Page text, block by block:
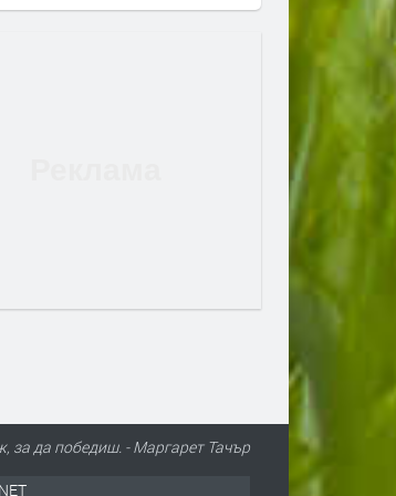
от космоса:
огнените стихии
за да победиш. - Маргарет Тачър